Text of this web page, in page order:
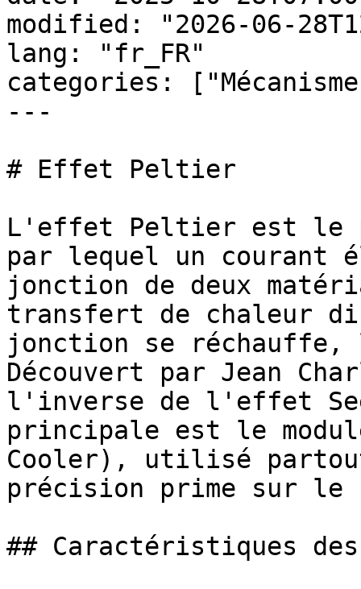
modified: "2026-06-
lang: "fr_FR"
categories:
---
# Effet Peltier
L'effet Peltier est le
par lequel un courant
jonction de deux
transfert de chaleur
jonction se
Découvert par Jean
l'inverse de l'effet
principale est le
Cooler), utilisé
précision prime sur le
## Caractéristiques des